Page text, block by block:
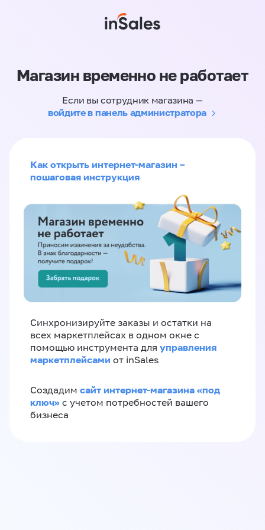
Магазин временно не работает
Если вы сотрудник магазина —
войдите в панель администратора
Как открыть интернет-магазин –
пошаговая инструкция
Синхронизируйте заказы и остатки на
всех маркетплейсах в одном окне с
помощью инструмента для управления
маркетплейсами от inSales
Создадим сайт интернет-магазина «под
ключ» с учетом потребностей вашего
бизнеса